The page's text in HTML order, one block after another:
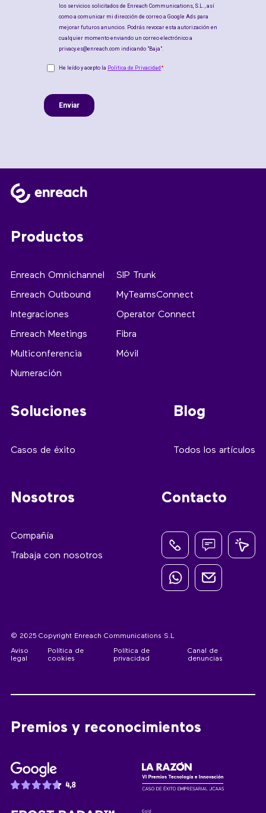
Productos
Enreach Omnichannel
Enreach Outbound
Integraciones
Enreach Meetings
Multiconferencia
Numeración
SIP Trunk
MyTeamsConnect
Operator Connect
Fibra
Móvil
Soluciones
Casos de éxito
Blog
Todos los artículos
Nosotros
Compañía
Trabaja con nosotros
Contacto
© 2025 Copyright Enreach Communications S.L
Aviso
legal
Política de
cookies
Política de
privacidad
Canal de
denuncias
Premios y reconocimientos